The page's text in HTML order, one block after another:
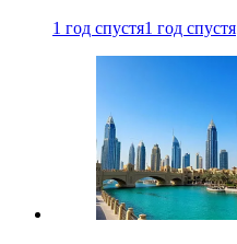
1 год спустя1 год спустя